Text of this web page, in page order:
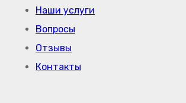
Наши услуги
Вопросы
Отзывы
Контакты